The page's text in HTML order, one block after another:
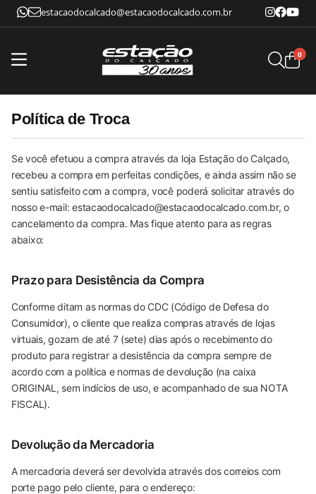
estacaodocalcado@estacaodocalcado.com.br
0
Política de Troca
Se você efetuou a compra através da loja Estação do Calçado,
recebeu a compra em perfeitas condições, e ainda assim não se
sentiu satisfeito com a compra, você poderá solicitar através do
nosso e-mail: estacaodocalcado@estacaodocalcado.com.br, o
cancelamento da compra. Mas fique atento para as regras
abaixo:
Prazo para Desistência da Compra
Conforme ditam as normas do CDC (Código de Defesa do
Consumidor), o cliente que realiza compras através de lojas
virtuais, gozam de até 7 (sete) dias após o recebimento do
produto para registrar a desistência da compra sempre de
acordo com a política e normas de devolução (na caixa
ORIGINAL, sem indícios de uso, e acompanhado de sua NOTA
FISCAL).
Devolução da Mercadoria
A mercadoria deverá ser devolvida através dos correios com
porte pago pelo cliente, para o endereço: